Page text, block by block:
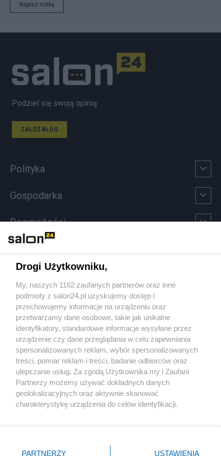
Napisz notkę
Podziel się swoją opinią
ZAŁÓŻ BLOG
Polityka
Gospodarka
Rozmaitości
Sport
Społeczeństwo
Kultura
X Facebook Instagram Youtube
Drogi Użytkowniku,
My, naszych 1162 zaufanych partnerów oraz inne
podmioty z salon24.pl uzyskujemy dostęp i
przechowujemy informacje na urządzeniu oraz
przetwarzamy dane osobowe, takie jak unikalne
identyfikatory, standardowe informacje wysyłane przez
urządzenie czy dane przeglądania w celu zapewniania
spersonalizowanych reklam, wybór spersonalizowanych
treści, pomiar reklam i treści, badanie odbiorców oraz
ulepszanie usług. Za zgodą Użytkownika my i Zaufani
Partnerzy możemy używać dokładnych danych
geolokalizacyjnych oraz aktywnie skanować
charakterystykę urządzenia do celów identyfikacji.
zmienić/wycofać klikając przycisk ustawień prywatności
PARTNERZY USTAWIENIA